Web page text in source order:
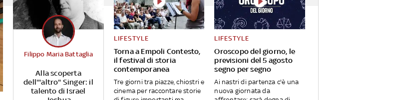
Alla scoperta
dell'"altro" Singer: il
talento di Israel
Filippo Maria Battaglia
Torna a Empoli Contesto,
il festival di storia
contemporanea
LIFESTYLE
Tre giorni tra piazze, chiostri e
cinema per raccontare storie
Oroscopo del giorno, le
previsioni del 5 agosto
segno per segno
LIFESTYLE
Ai nastri di partenza c'è una
nuova giornata da